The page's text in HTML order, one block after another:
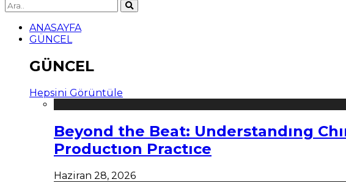
ANASAYFA
GÜNCEL
GÜNCEL
Hepsini Görüntüle
Beyond the Beat: Understandıng
Productıon Practıce
Haziran 28, 2026